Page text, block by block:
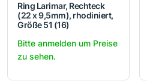
Ring Larimar, Rechteck
(22 x 9,5mm), rhodiniert,
Größe 51 (16)
Bitte anmelden um Preise
zu sehen.